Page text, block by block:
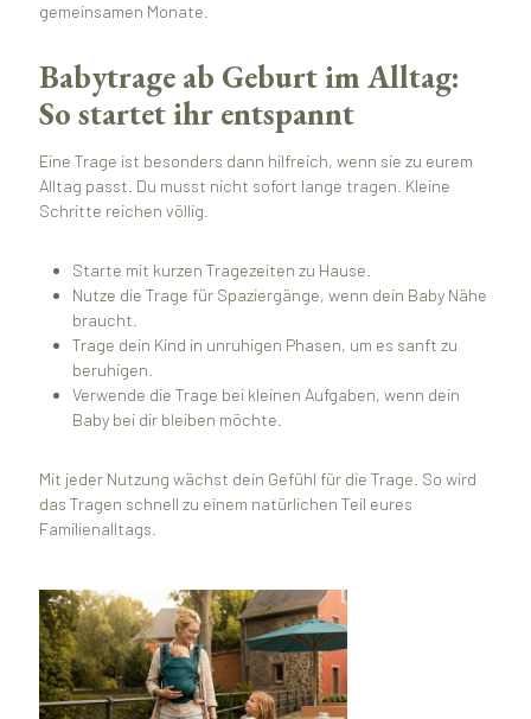
gemeinsamen Monate.
Babytrage ab Geburt im Alltag:
So startet ihr entspannt
Eine Trage ist besonders dann hilfreich, wenn sie zu eurem
Alltag passt. Du musst nicht sofort lange tragen. Kleine
Schritte reichen völlig.
Starte mit kurzen Tragezeiten zu Hause.
Nutze die Trage für Spaziergänge, wenn dein Baby Nähe
braucht.
Trage dein Kind in unruhigen Phasen, um es sanft zu
beruhigen.
Verwende die Trage bei kleinen Aufgaben, wenn dein
Baby bei dir bleiben möchte.
Mit jeder Nutzung wächst dein Gefühl für die Trage. So wird
das Tragen schnell zu einem natürlichen Teil eures
Familienalltags.